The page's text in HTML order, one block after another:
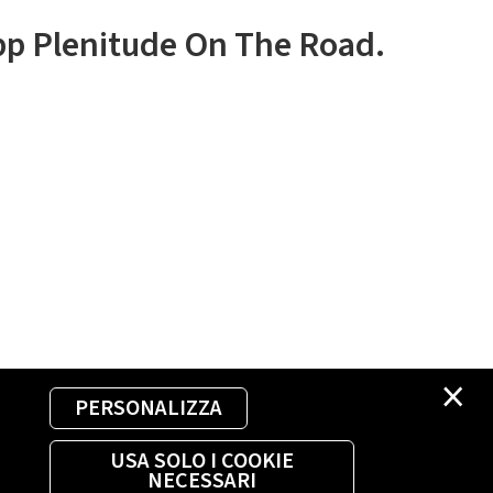
×
PERSONALIZZA
USA SOLO I COOKIE
NECESSARI
Plenitude On The Road.